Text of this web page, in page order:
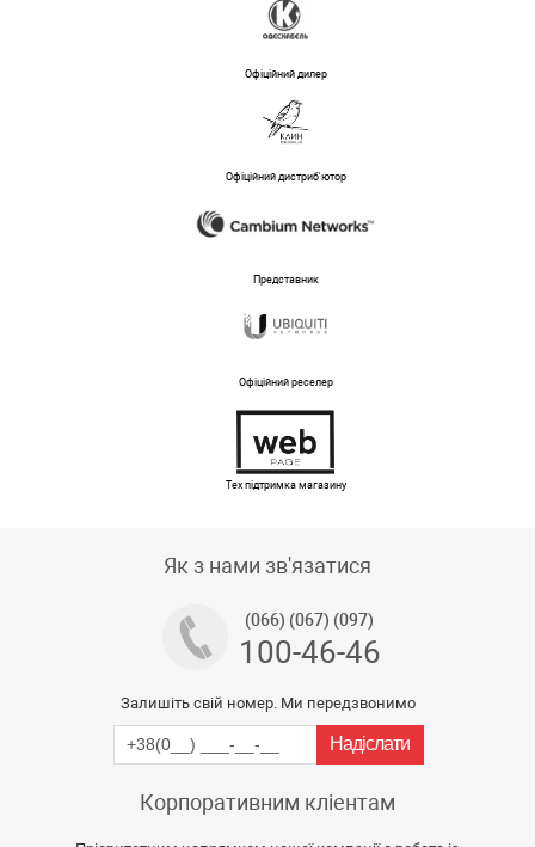
Офіційний дилер
Офіційний дистриб'ютор
Представник
Офіційний реселер
Тех підтримка магазину
Як з нами зв'язатися
(066) (067) (097)
100-46-46
Залишіть свій номер. Ми передзвонимо
Корпоративним кліентам